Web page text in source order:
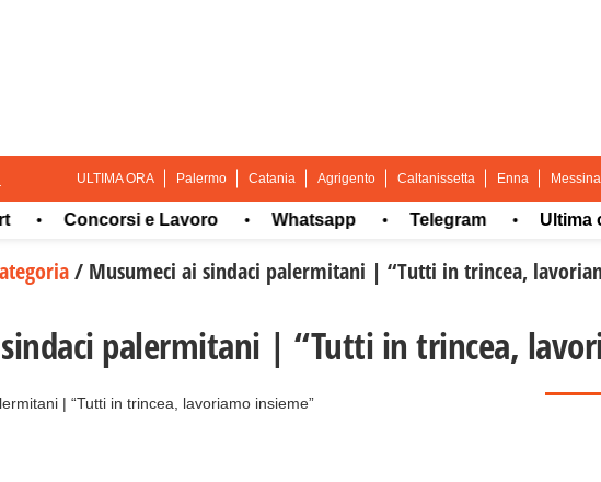
ULTIMA ORA Palermo Catania Agrigento Caltanissetta Enna Messina
Concorsi e Lavoro • Whatsapp • Telegram • Ultima ora
/ Musumeci ai sindaci palermitani | “Tutti in trincea,
palermitani | “Tutti in trincea,